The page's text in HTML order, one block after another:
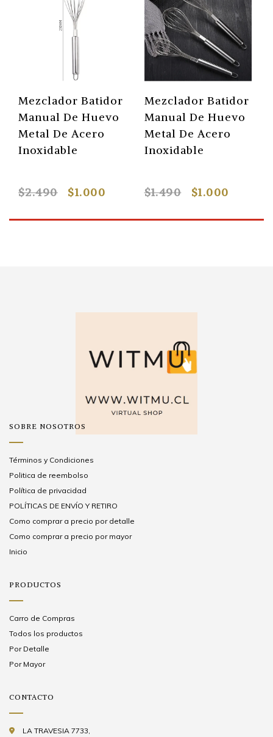
Mezclador Batidor
Manual De Huevo
Metal De Acero
Inoxidable
$2.490 $1.000
Mezclador Batidor
Manual De Huevo
Metal De Acero
Inoxidable
$1.490 $1.000
SOBRE NOSOTROS
Términos y Condiciones
Politica de reembolso
Política de privacidad
POLÍTICAS DE ENVÍO Y RETIRO
Como comprar a precio por detalle
Como comprar a precio por mayor
Inicio
PRODUCTOS
Carro de Compras
Todos los productos
Por Detalle
Por Mayor
CONTACTO
LA TRAVESIA 7733,